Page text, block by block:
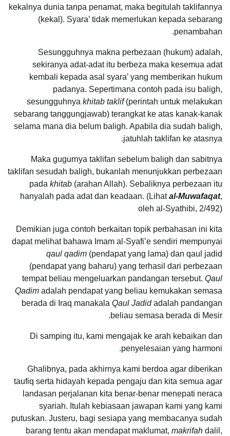
kekalnya dunia tanpa penamat, maka begitulah taklifannya
(kekal). Syara’ tidak memerlukan kepada sebarang
penambahan.
Sesungguhnya makna perbezaan (hukum) adalah,
sekiranya adat-adat itu berbeza maka kesemua adat
kembali kepada asal syara’ yang memberikan hukum
padanya. Sepertimana contoh pada isu baligh,
sesungguhnya khitab taklif(perintah untuk melakukan
sebarang tanggungjawab) terangkat ke atas kanak-kanak
selama mana dia belum baligh. Apabila dia sudah baligh,
jatuhlah taklifan ke atasnya.
Maka gugurnya taklifan sebelum baligh dan sabitnya
taklifan sesudah baligh, bukanlah menunjukkan perbezaan
pada khitab (arahan Allah). Sebaliknya perbezaan itu
hanyalah pada adat dan keadaan. (Lihatal-Muwafaqat,
oleh al-Syathibi, 2/492)
Demikian juga contoh berkaitan topik perbahasan ini kita
dapat melihat bahawa Imam al-Syafi’e sendiri mempunyai
qaul qadim (pendapat yang lama) dan qaul jadid
(pendapat yang baharu) yang terhasil dari perbezaan
tempat beliau mengeluarkan pandangan tersebut. Qaul
Qadim adalah pendapat yang beliau kemukakan semasa
berada di Iraq manakala Qaul Jadid adalah pandangan
beliau semasa berada di Mesir.
Di samping itu, kami mengajak ke arah kebaikan dan
penyelesaian yang harmoni.
Ghalibnya, pada akhirnya kami berdoa agar diberikan
taufiq serta hidayah kepada pengaju dan kita semua agar
landasan perjalanan kita benar-benar menepati neraca
syariah. Itulah kebiasaan jawapan kami yang kami
putuskan. Justeru, bagi sesiapa yang membacanya sudah
barang tentu akan mendapat maklumat, makrifah dalil,